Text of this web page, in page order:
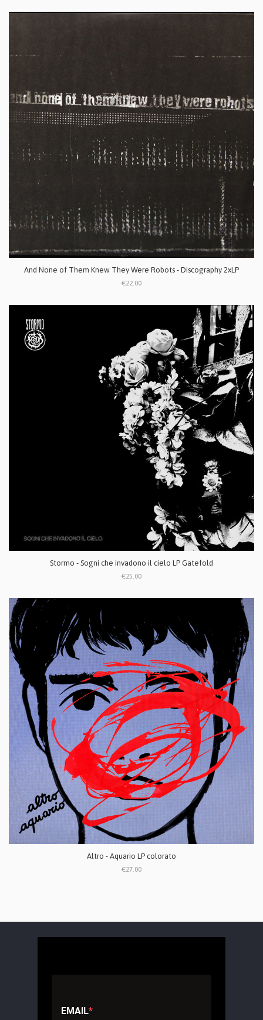
And None of Them Knew They Were Robots - Discography 2xLP
€22.00
Stormo - Sogni che invadono il cielo LP Gatefold
€25.00
Altro - Aquario LP colorato
€27.00
EMAIL